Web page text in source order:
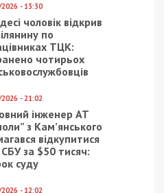
- 13:30
чоловік відкрив
по
ТЦК:
чотирьох
- 21:02
інженер АТ
з Кам’янського
відкупитися
СБУ за $50 тисяч:
суду
- 12:02